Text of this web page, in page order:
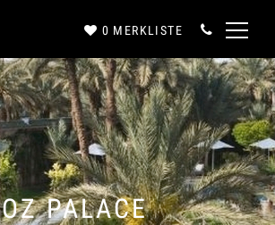
0 MERKLISTE
OZ PALACE